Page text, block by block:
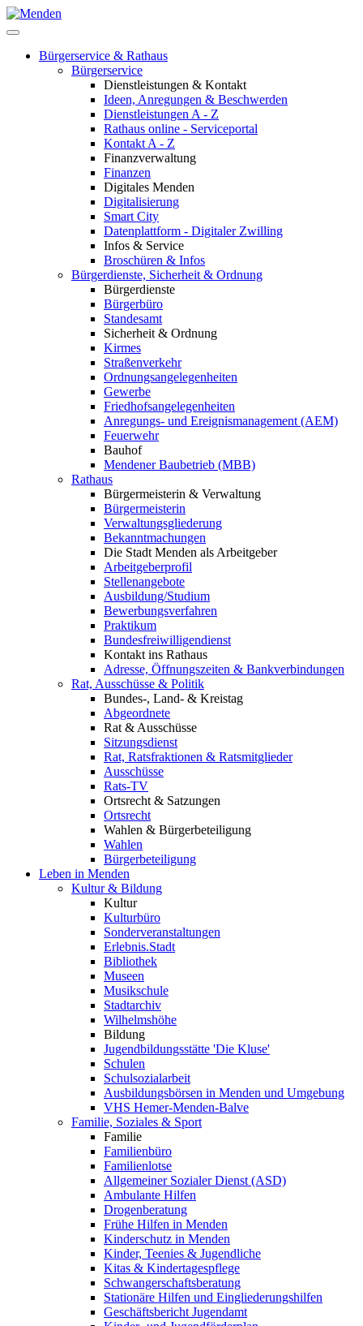
Bürgerservice & Rathaus
Bürgerservice
Dienstleistungen & Kontakt
Ideen, Anregungen & Beschwerden
Dienstleistungen A - Z
Rathaus online - Serviceportal
Kontakt A - Z
Finanzverwaltung
Finanzen
Digitales Menden
Digitalisierung
Smart City
Datenplattform - Digitaler Zwilling
Infos & Service
Broschüren & Infos
Bürgerdienste, Sicherheit & Ordnung
Bürgerdienste
Bürgerbüro
Standesamt
Sicherheit & Ordnung
Kirmes
Straßenverkehr
Ordnungsangelegenheiten
Gewerbe
Friedhofsangelegenheiten
Anregungs- und Ereignismanagement (AEM)
Feuerwehr
Bauhof
Mendener Baubetrieb (MBB)
Rathaus
Bürgermeisterin & Verwaltung
Bürgermeisterin
Verwaltungsgliederung
Bekanntmachungen
Die Stadt Menden als Arbeitgeber
Arbeitgeberprofil
Stellenangebote
Ausbildung/Studium
Bewerbungsverfahren
Praktikum
Bundesfreiwilligendienst
Kontakt ins Rathaus
Adresse, Öffnungszeiten & Bankverbindungen
Rat, Ausschüsse & Politik
Bundes-, Land- & Kreistag
Abgeordnete
Rat & Ausschüsse
Sitzungsdienst
Rat, Ratsfraktionen & Ratsmitglieder
Ausschüsse
Rats-TV
Ortsrecht & Satzungen
Ortsrecht
Wahlen & Bürgerbeteiligung
Wahlen
Bürgerbeteiligung
Leben in Menden
Kultur & Bildung
Kultur
Kulturbüro
Sonderveranstaltungen
Erlebnis.Stadt
Bibliothek
Museen
Musikschule
Stadtarchiv
Wilhelmshöhe
Bildung
Jugendbildungsstätte 'Die Kluse'
Schulen
Schulsozialarbeit
Ausbildungsbörsen in Menden und Umgebung
VHS Hemer-Menden-Balve
Familie, Soziales & Sport
Familie
Familienbüro
Familienlotse
Allgemeiner Sozialer Dienst (ASD)
Ambulante Hilfen
Drogenberatung
Frühe Hilfen in Menden
Kinderschutz in Menden
Kinder, Teenies & Jugendliche
Kitas & Kindertagespflege
Schwangerschaftsberatung
Stationäre Hilfen und Eingliederungshilfen
Geschäftsbericht Jugendamt